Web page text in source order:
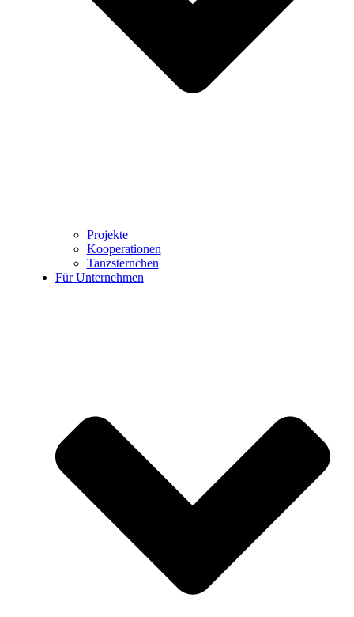
Projekte
Kooperationen
Tanzsternchen
Für Unternehmen